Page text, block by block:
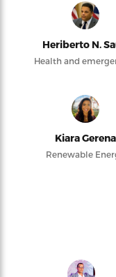
Heriberto N.
Health and
Kiara Gerena
Renewable